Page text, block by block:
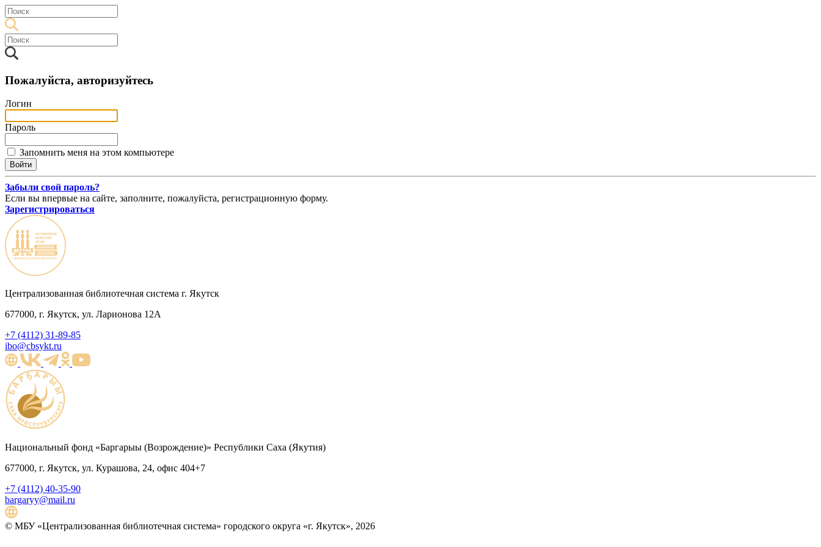
Пожалуйста, авторизуйтесь
Логин
Пароль
Запомнить меня на этом компьютере
Забыли свой пароль?
Если вы впервые на сайте, заполните, пожалуйста, регистрационную форму.
Зарегистрироваться
Централизованная библиотечная система г. Якутск
677000, г. Якутск, ул. Ларионова 12А
+7 (4112) 31-89-85
ibo@cbsykt.ru
Национальный фонд «Баргарыы (Возрождение)» Республики Саха (Якутия)
677000, г. Якутск, ул. Курашова, 24, офис 404+7
+7 (4112) 40-35-90
bargaryy@mail.ru
© МБУ «Централизованная библиотечная система» городского округа «г. Якутск», 2026